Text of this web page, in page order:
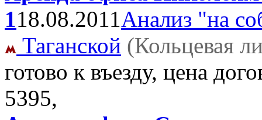
118.08.2011Анализ "на
Таганской (Кольцевая
готово к въезду, цена
5395,